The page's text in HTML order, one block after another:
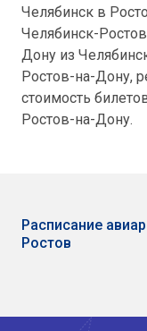
Челябинск в
Челябинск-
Дону из
Ростов-на-Дону,
стоимость
Ростов-на-Дону.
Расписание
Ростов